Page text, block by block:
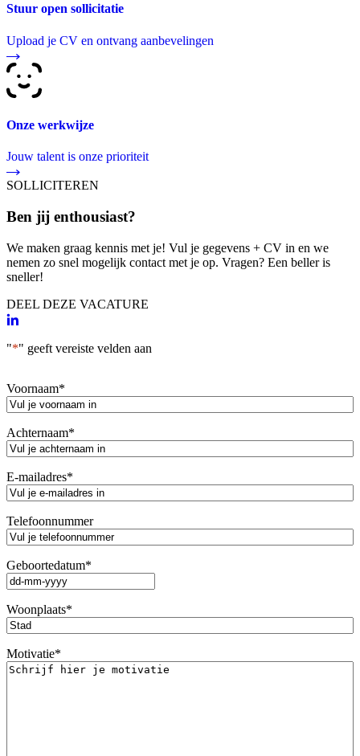
Stuur open sollicitatie
Upload je CV en ontvang aanbevelingen
Onze werkwijze
Jouw talent is onze prioriteit
SOLLICITEREN
Ben jij enthousiast?
We maken graag kennis met je! Vul je gegevens + CV in en we
nemen zo snel mogelijk contact met je op. Vragen? Een beller is
sneller!
DEEL DEZE VACATURE
"*" geeft vereiste velden aan
Voornaam*
Achternaam*
E-mailadres*
Telefoonnummer
Geboortedatum*
DD
MM
dash
Woonplaats*
Motivatie*